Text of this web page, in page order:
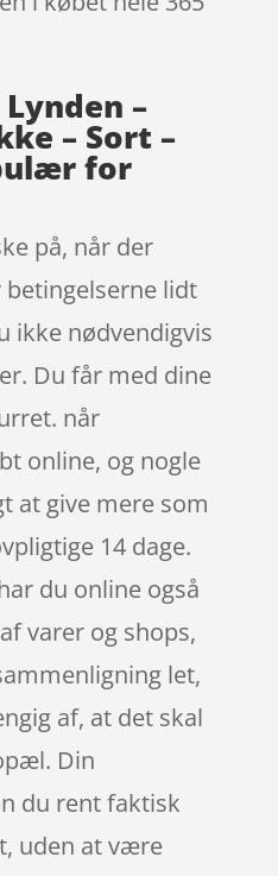
–
– Sort –
for
på, når der
lidt
ikke nødvendigvis
Du får med dine
når
online, og nogle
at give mere som
14 dage.
du online også
varer og shops,
let,
af, at det skal
Din
du rent faktisk
uden at være